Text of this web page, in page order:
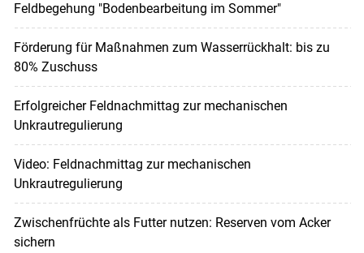
Feldbegehung "Bodenbearbeitung im Sommer"
Förderung für Maßnahmen zum Wasserrückhalt: bis zu
80% Zuschuss
Erfolgreicher Feldnachmittag zur mechanischen
Unkrautregulierung
Video: Feldnachmittag zur mechanischen
Unkrautregulierung
Zwischenfrüchte als Futter nutzen: Reserven vom Acker
sichern